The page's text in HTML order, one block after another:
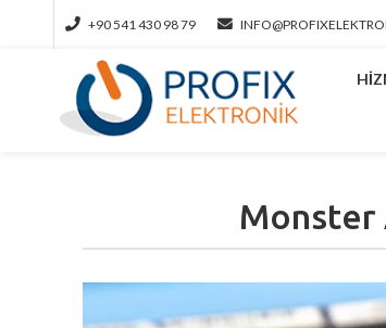
+90 541 430 98 79
Monster